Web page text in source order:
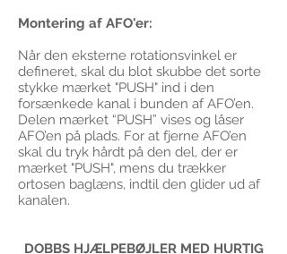
Montering af AFO'er:
Når den eksterne rotationsvinkel er
defineret, skal du blot skubbe det sorte
stykke mærket "PUSH" ind i den
forsænkede kanal i bunden af ​​AFO’en.
Delen mærket “PUSH” vises og låser
AFO’en på plads. For at fjerne AFO’en
skal du tryk hårdt på den del, der er
mærket "PUSH", mens du trækker
ortosen baglæns, indtil den glider ud af
kanalen.
DOBBS HJÆLPEBØJLER MED HURTIG